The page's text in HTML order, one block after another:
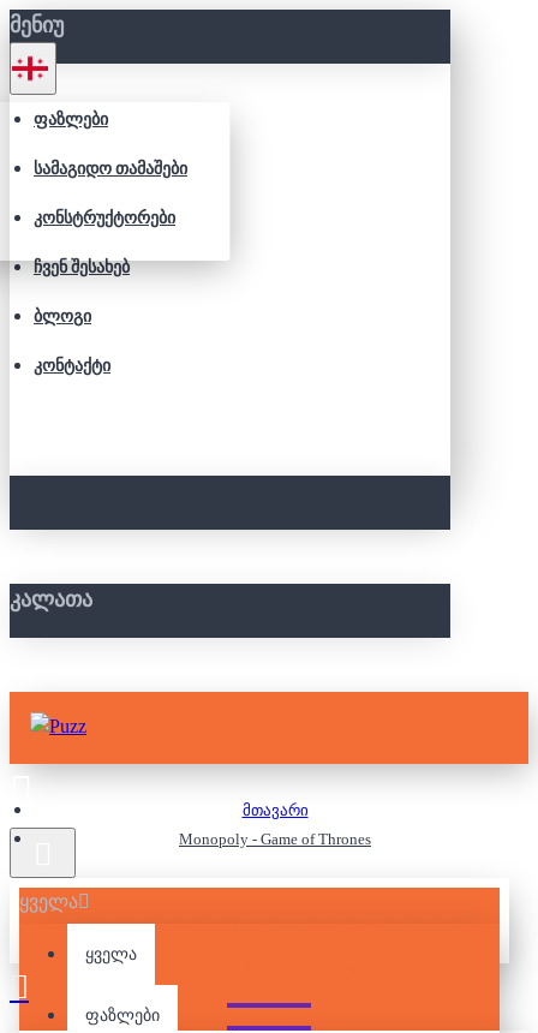
ᲛᲔᲜᲘᲣ
ᲤᲐᲖᲚᲔᲑᲘ
ᲡᲐᲛᲐᲒᲘᲓᲝ ᲗᲐᲛᲐᲨᲔᲑᲘ
ᲙᲝᲜᲡᲢᲠᲣᲥᲢᲝᲠᲔᲑᲘ
ᲩᲕᲔᲜ ᲨᲔᲡᲐᲮᲔᲑ
ᲑᲚᲝᲒᲘ
ᲙᲝᲜᲢᲐᲥᲢᲘ
ᲙᲐᲚᲐᲗᲐ
ყველა
ყველა
ფაზლები
მთავარი
Monopoly - Game of Thrones
MONOPOLY - GAME OF